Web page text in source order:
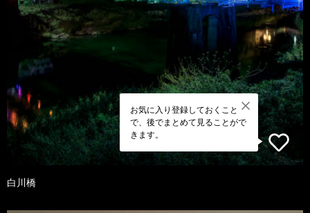
お気に入り登録しておくこと
で、後でまとめて見ることがで
きます。
白川橋